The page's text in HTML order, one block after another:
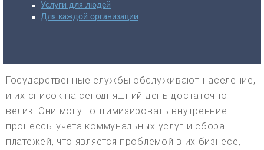
Услуги для людей
Для каждой организации
Государственные службы обслуживают население,
и их список на сегодняшний день достаточно
велик. Они могут оптимизировать внутренние
процессы учета коммунальных услуг и сбора
платежей, что является проблемой в их бизнесе,